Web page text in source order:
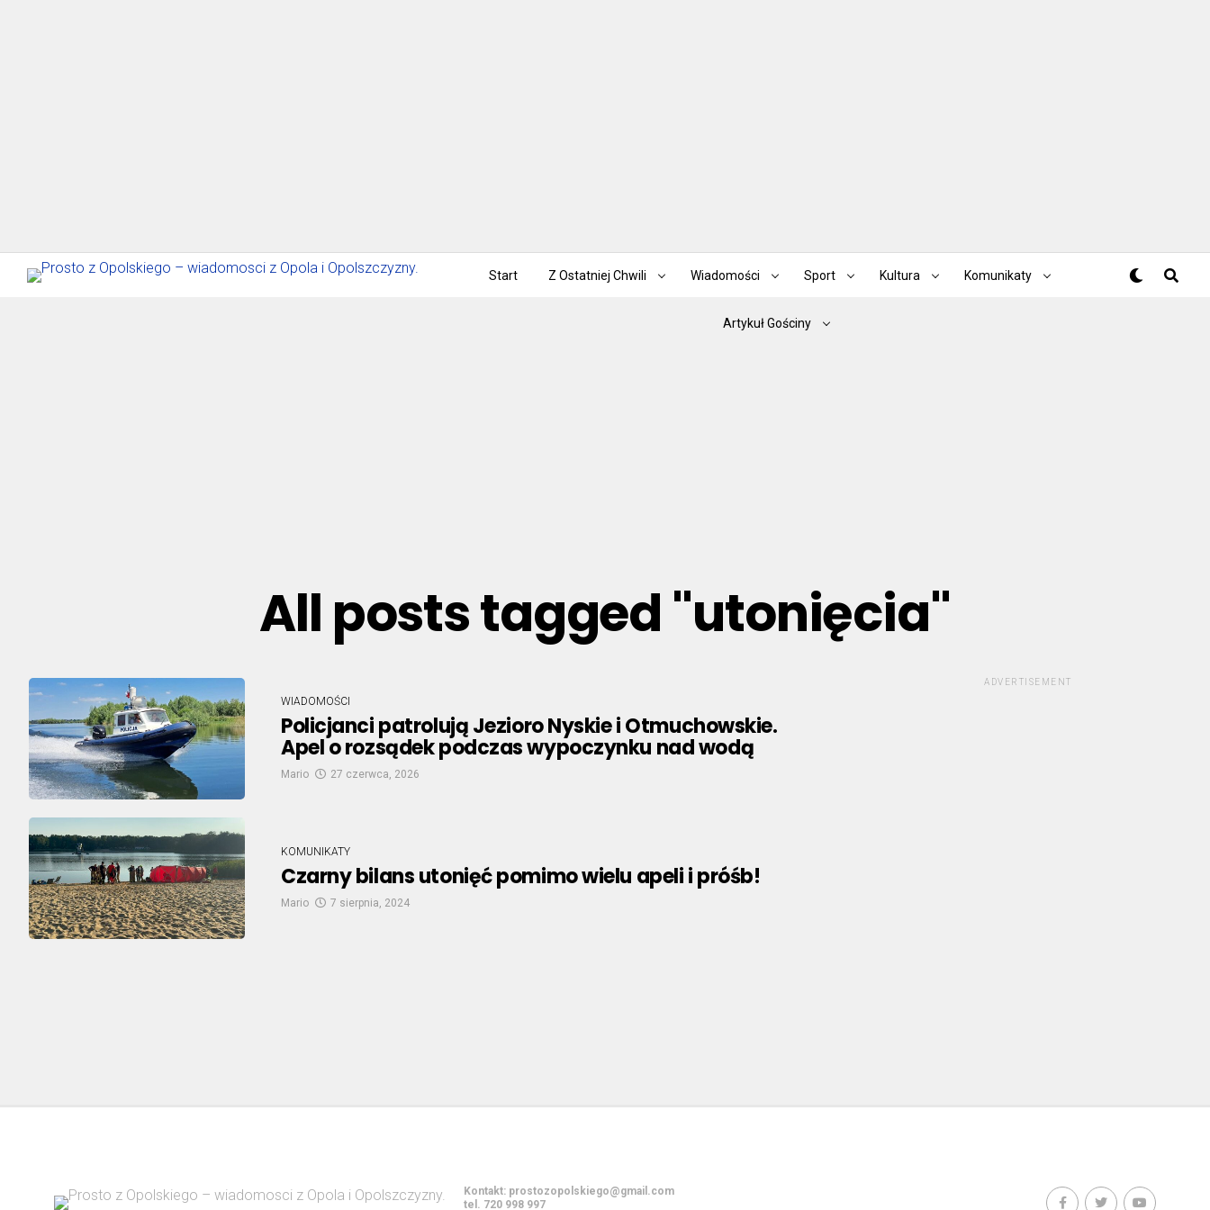
Start Z Ostatniej Chwili Wiadomości Sport Kultura Komunikaty
Artykuł Gościny
All posts tagged "utonięcia"
WIADOMOŚCI
Policjanci patrolują Jezioro Nyskie i Otmuchowskie.
Apel o rozsądek podczas wypoczynku nad wodą
Mario 27 czerwca, 2026
KOMUNIKATY
Czarny bilans utonięć pomimo wielu apeli i próśb!
Mario 7 sierpnia, 2024
ADVERTISEMENT
Kontakt: prostozopolskiego@gmail.com
tel. 720 998 997